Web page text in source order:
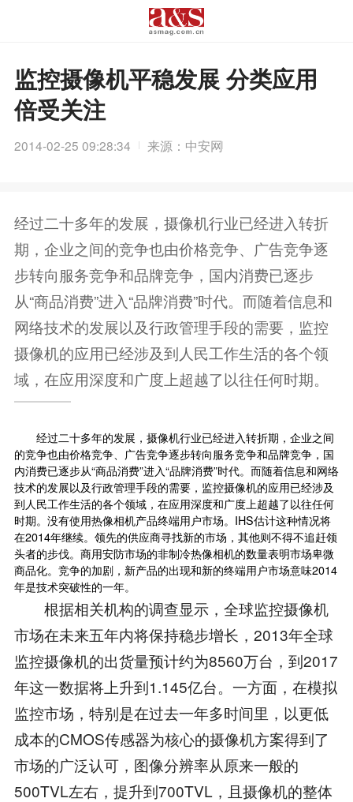
监控摄像机平稳发展 分类应用
倍受关注
2014-02-25 09:28:34 来源：中安网
经过二十多年的发展，摄像机行业已经进入转折
期，企业之间的竞争也由价格竞争、广告竞争逐
步转向服务竞争和品牌竞争，国内消费已逐步
从“商品消费”进入“品牌消费”时代。而随着信息和
网络技术的发展以及行政管理手段的需要，监控
摄像机的应用已经涉及到人民工作生活的各个领
域，在应用深度和广度上超越了以往任何时期。
经过二十多年的发展，摄像机行业已经进入转折期，企业之间
的竞争也由价格竞争、广告竞争逐步转向服务竞争和品牌竞争，国
内消费已逐步从“商品消费”进入“品牌消费”时代。而随着信息和网络
技术的发展以及行政管理手段的需要，监控摄像机的应用已经涉及
到人民工作生活的各个领域，在应用深度和广度上超越了以往任何
时期。没有使用热像相机产品终端用户市场。IHS估计这种情况将
在2014年继续。领先的供应商寻找新的市场，其他则不得不追赶领
头者的步伐。商用安防市场的非制冷热像相机的数量表明市场卑微
商品化。竞争的加剧，新产品的出现和新的终端用户市场意味2014
年是技术突破性的一年。
根据相关机构的调查显示，全球监控摄像机
市场在未来五年内将保持稳步增长，2013年全球
监控摄像机的出货量预计约为8560万台，到2017
年这一数据将上升到1.145亿台。一方面，在模拟
监控市场，特别是在过去一年多时间里，以更低
成本的CMOS传感器为核心的摄像机方案得到了
市场的广泛认可，图像分辨率从原来一般的
500TVL左右，提升到700TVL，且摄像机的整体